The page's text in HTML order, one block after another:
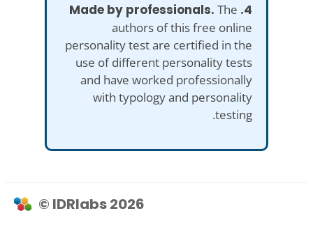
4. Made by professionals.
The
authors of this free online
personality test are certified in the
use of different personality tests
and have worked professionally
with typology and personality
testing.
© IDRlabs 2026